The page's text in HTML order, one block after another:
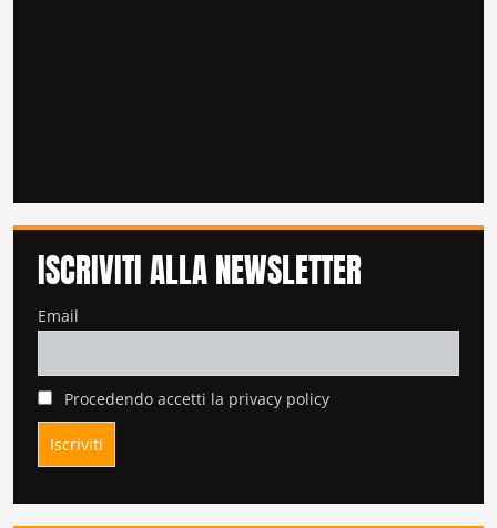
ISCRIVITI ALLA NEWSLETTER
Email
Procedendo accetti la privacy policy